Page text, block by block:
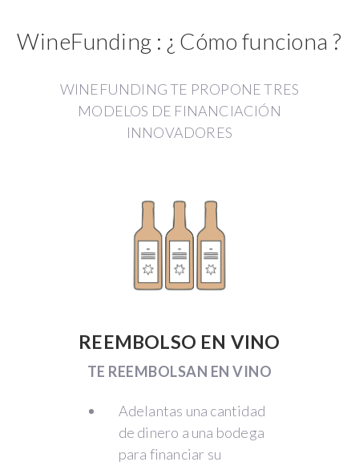
WineFunding : ¿ Cómo funciona ?
WINEFUNDING TE PROPONE TRES
MODELOS DE FINANCIACIÓN
INNOVADORES
REEMBOLSO EN VINO
TE REEMBOLSAN EN VINO
Adelantas una cantidad
de dinero a una bodega
para financiar su